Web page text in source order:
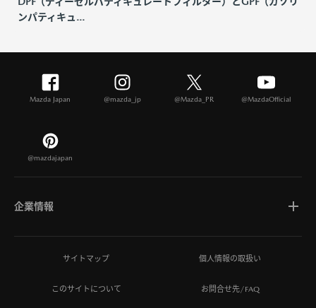
ンパティキュ...
Mazda Japan @mazda_jp @Mazda_PR @MazdaOfficial
@mazdajapan
企業情報
マツダについて
ひとを想う価値創造
サイトマップ 個人情報の取扱い
このサイトについて お問合せ先/FAQ